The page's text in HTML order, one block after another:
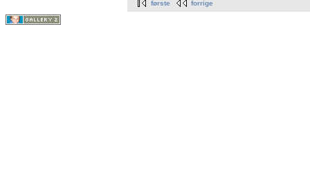
første forrige